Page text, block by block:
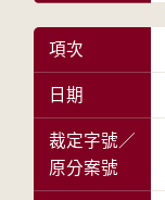
項次
日期
裁定字號／
原分案號